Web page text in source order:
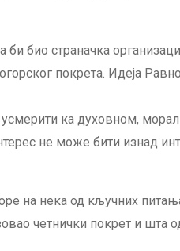
би био страначка
покрета. Идеја
ка духовном,
не може бити изнад
на нека од кључних
четнички покрет и